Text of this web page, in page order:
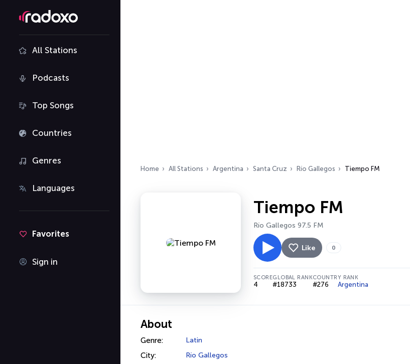
All Stations
Podcasts
Top Songs
Countries
Genres
Languages
Favorites
Sign in
Home All Stations Argentina Santa Cruz Río Gallegos Tiempo FM
Tiempo FM
Río Gallegos 97.5 FM
Like 0
SCORE
4
GLOBAL RANK
#18733
COUNTRY RANK
#276 Argentina
About
Genre: Latin
City: Río Gallegos